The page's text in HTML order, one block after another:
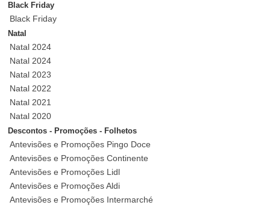
Black Friday
Black Friday
Natal
Natal 2024
Natal 2024
Natal 2023
Natal 2022
Natal 2021
Natal 2020
Descontos - Promoções - Folhetos
Antevisões e Promoções Pingo Doce
Antevisões e Promoções Continente
Antevisões e Promoções Lidl
Antevisões e Promoções Aldi
Antevisões e Promoções Intermarché